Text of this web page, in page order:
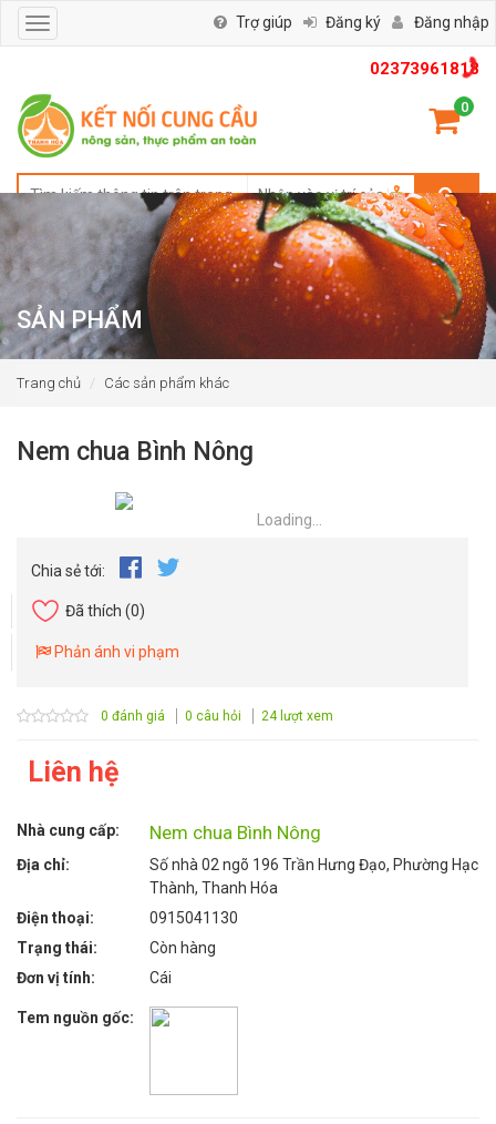
02373961818
0
Toggle
navigation
Trợ giúp Đăng ký Đăng nhập
SẢN PHẨM
Trang chủ Các sản phẩm khác
Nem chua Bình Nông
Loading...
Chia sẻ tới:
Đã thích (0)
Phản ánh vi phạm
0 đánh giá 0 câu hỏi 24 lượt xem
Liên hệ
Nhà cung cấp: Nem chua Bình Nông
Địa chỉ:
Số nhà 02 ngõ 196 Trần Hưng Đạo, Phường Hạc
Thành, Thanh Hóa
Điện thoại:
0915041130
Trạng thái:
Còn hàng
Đơn vị tính:
Cái
Tem nguồn gốc: